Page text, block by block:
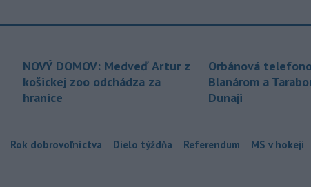
NOVÝ DOMOV: Medveď Artur z
košickej zoo odchádza za
hranice
Orbánová
Blanárom a
Dunaji
Rok dobrovoľníctva Dielo týždňa Referendum MS v hokeji